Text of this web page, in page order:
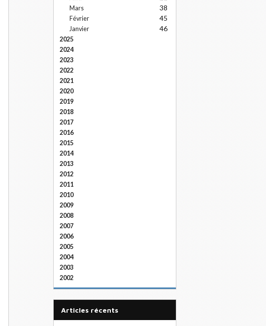
Mars 38
Février 45
Janvier 46
2025
2024
2023
2022
2021
2020
2019
2018
2017
2016
2015
2014
2013
2012
2011
2010
2009
2008
2007
2006
2005
2004
2003
2002
articles récents